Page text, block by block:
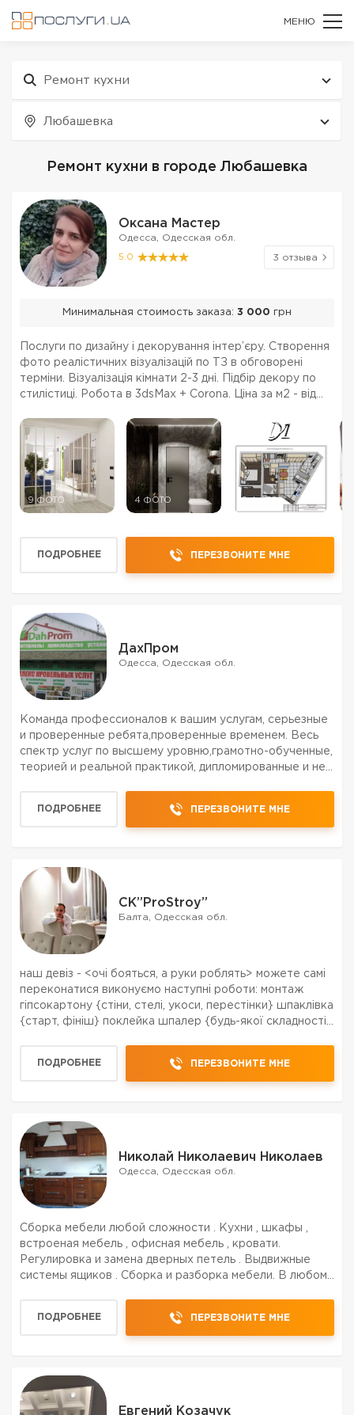
МЕНЮ
Ремонт кухни
Любашевка
Ремонт кухни в городе Любашевка
Оксана Мастер
Одесса, Одесская обл.
5.0 3 отзыва
Минимальная стоимость заказа: 3 000 грн
Послуги по дизайну і декорування інтер’єру. Створення
фото реалістичних візуалізацій по ТЗ в обговорені
терміни. Візуалізація кімнати 2-3 дні. Підбір декору по
стилістиці. Робота в 3dsMax + Corona. Ціна за м2 - від
9 ФОТО 4 ФОТО 6 ФОТО
ПОДРОБНЕЕ ПЕРЕЗВОНИТЕ МНЕ
ДахПром
Одесса, Одесская обл.
Команда профессионалов к вашим услугам, серьезные
и проверенные ребята,проверенные временем. Весь
спектр услуг по высшему уровню,грамотно-обученные,
теорией и реальной практикой, дипломированные и не
УЖЕ,ПРЯМО С...
ПОДРОБНЕЕ ПЕРЕЗВОНИТЕ МНЕ
CK”ProStroy”
Балта, Одесская обл.
наш девіз - <очі бояться, а руки роблять> можете самі
переконатися виконуємо наступні роботи: монтаж
гіпсокартону {стіни, стелі, укоси, перестінки} шпаклівка
{старт, фініш} поклейка шпалер {будь-якої складності}
ПОДРОБНЕЕ ПЕРЕЗВОНИТЕ МНЕ
Николай Николаевич Николаев
Одесса, Одесская обл.
Сборка мебели любой сложности . Кухни , шкафы ,
встроеная мебель , офисная мебель , кровати.
Регулировка и замена дверных петель . Выдвижные
системы ящиков . Сборка и разборка мебели. В любом
ПОДРОБНЕЕ ПЕРЕЗВОНИТЕ МНЕ
Евгений Козачук